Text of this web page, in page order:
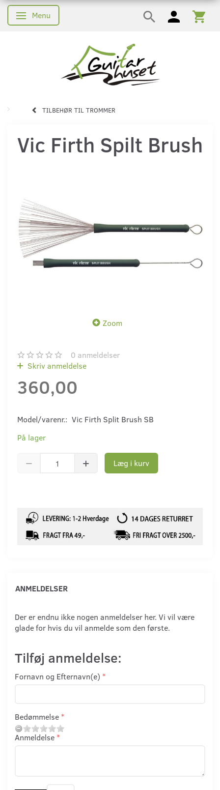
Skifte navigation
Menu
TILBEHØR TIL TROMMER
Vic Firth Spilt Brush
Zoom
0 anmeldelser
Skriv anmeldelse
360,00
Model/varenr.: Vic Firth Split Brush SB
På lager
Læg i kurv
ANMELDELSER
Der er endnu ikke nogen anmeldelser her. Vi vil være
glade for hvis du vil anmelde som den første.
Tilføj anmeldelse:
Fornavn og Efternavn(e)
Bedømmelse
Anmeldelse